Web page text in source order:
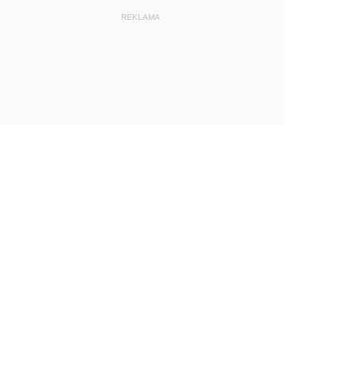
REKLAMA